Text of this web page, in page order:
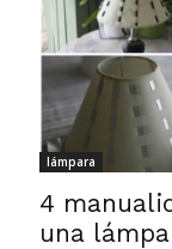
lámpara
4
una